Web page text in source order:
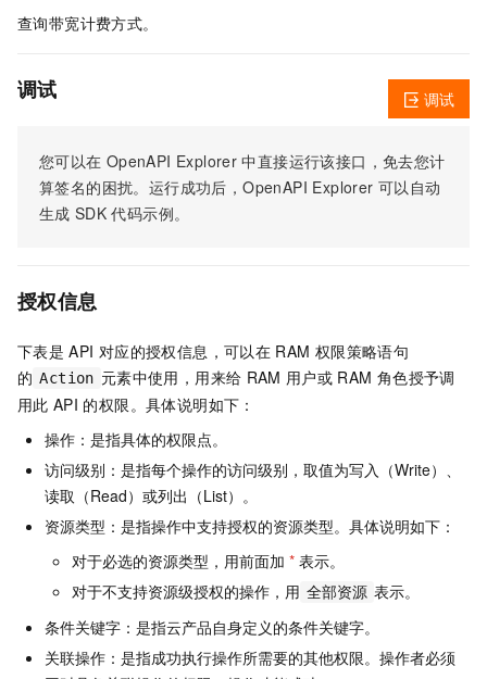
查询带宽计费方式。
调试
您可以在 OpenAPI Explorer 中直接运行该接口，免去您计
算签名的困扰。运行成功后，OpenAPI Explorer 可以自动
生成 SDK 代码示例。
调试
授权信息
下表是 API 对应的授权信息，可以在 RAM 权限策略语句
的 Action 元素中使用，用来给 RAM 用户或 RAM 角色授予调
用此 API 的权限。具体说明如下：
操作：是指具体的权限点。
访问级别：是指每个操作的访问级别，取值为写入（Write）、
读取（Read）或列出（List）。
资源类型：是指操作中支持授权的资源类型。具体说明如下：
对于必选的资源类型，用前面加 * 表示。
对于不支持资源级授权的操作，用 全部资源 表示。
条件关键字：是指云产品自身定义的条件关键字。
关联操作：是指成功执行操作所需要的其他权限。操作者必须